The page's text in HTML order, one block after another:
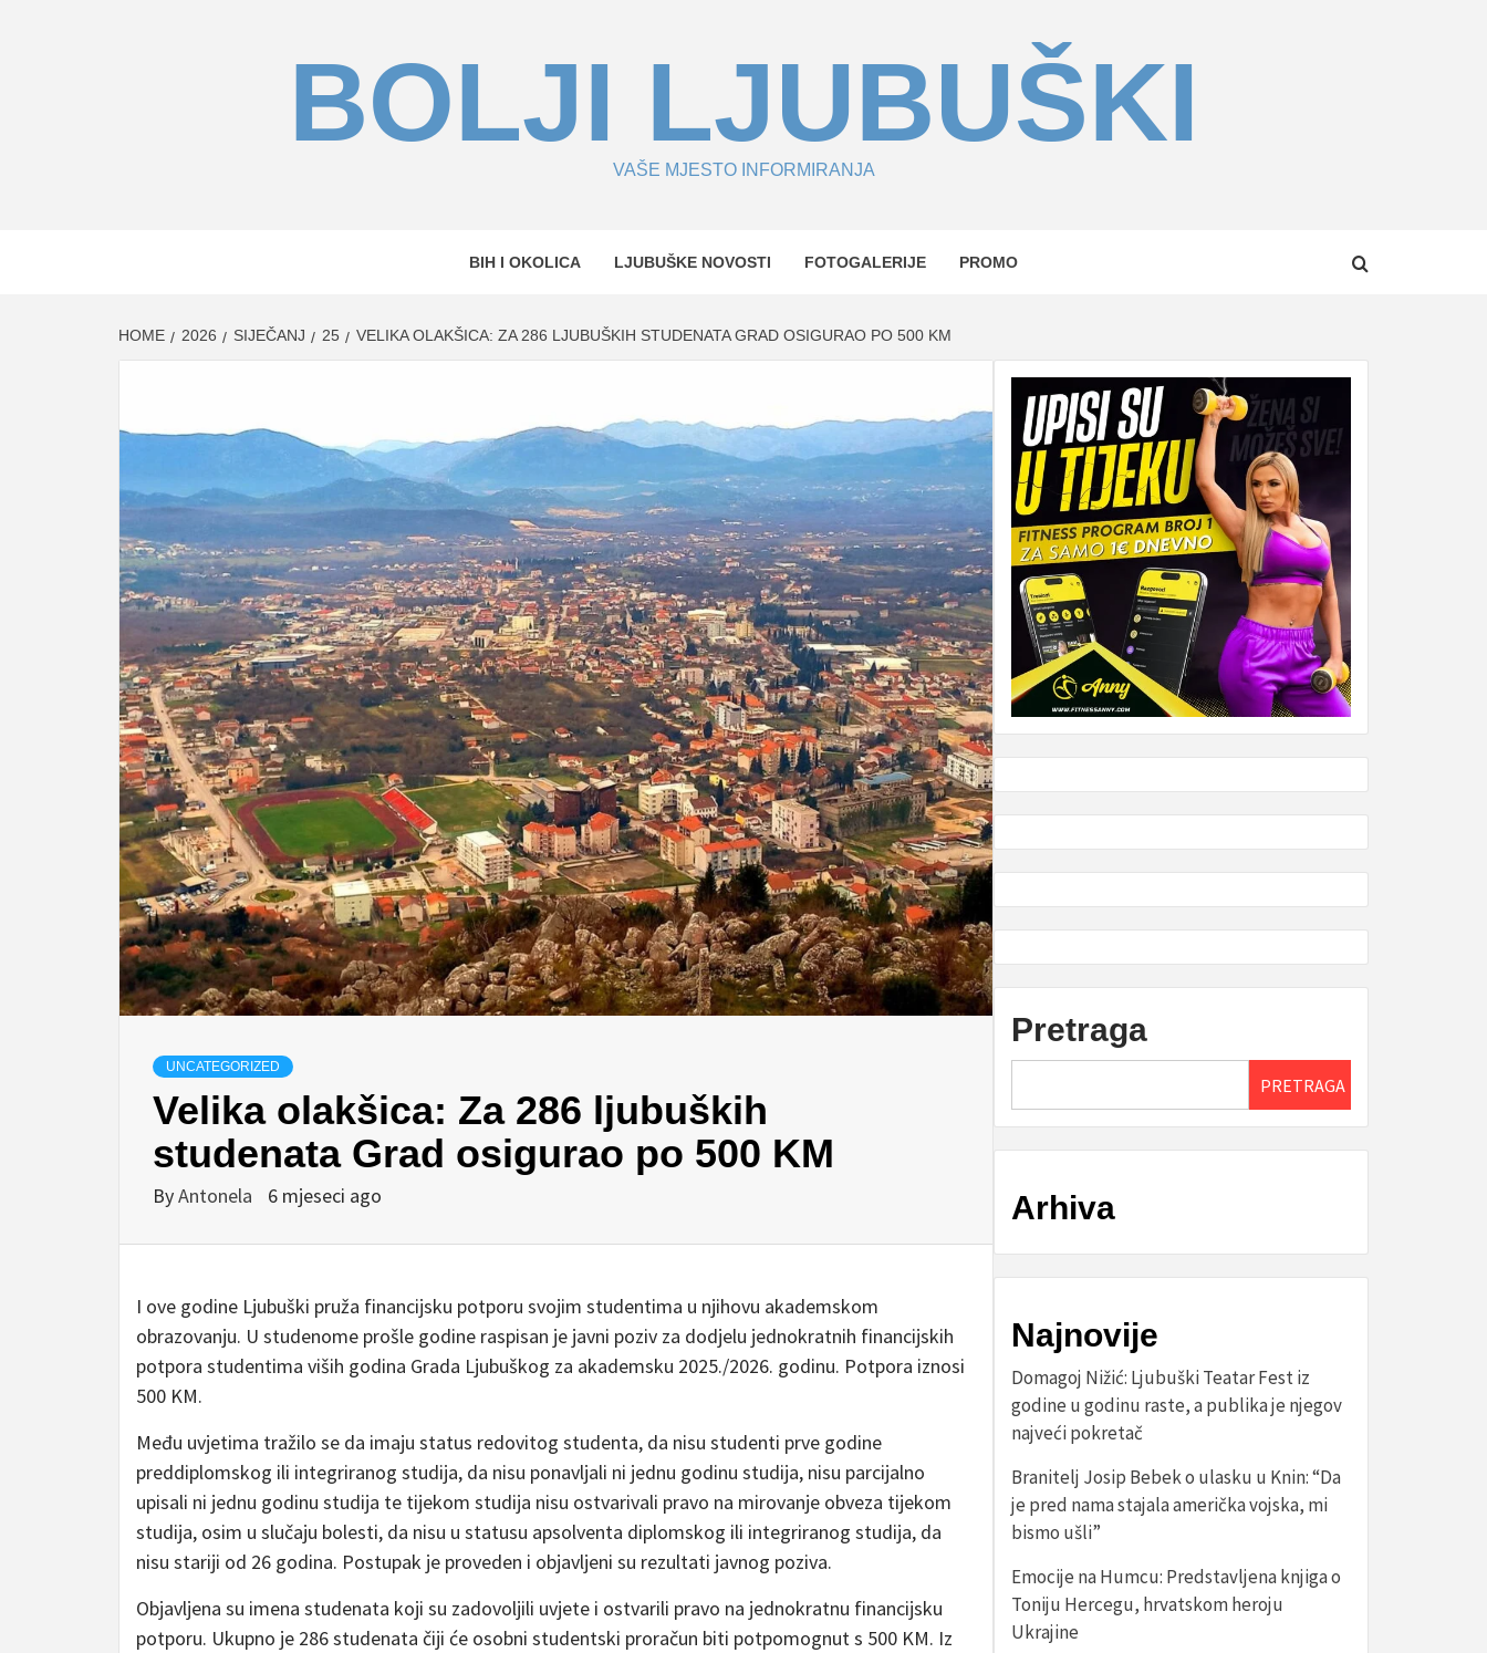
BOLJI LJUBUŠKI
VAŠE MJESTO INFORMIRANJA
BIH I OKOLICA LJUBUŠKE NOVOSTI FOTOGALERIJE PROMO
HOME 2026 SIJEČANJ 25 VELIKA OLAKŠICA: ZA 286 LJUBUŠKIH STUDENATA GRAD OSIGURAO PO 500 KM
UNCATEGORIZED
Velika olakšica: Za 286 ljubuških
studenata Grad osigurao po 500 KM
ByAntonela 6 mjeseci ago
I ove godine Ljubuški pruža financijsku potporu svojim studentima u njihovu akademskom
obrazovanju. U studenome prošle godine raspisan je javni poziv za dodjelu jednokratnih financijskih
potpora studentima viših godina Grada Ljubuškog za akademsku 2025./2026. godinu. Potpora iznosi
500 KM.
Među uvjetima tražilo se da imaju status redovitog studenta, da nisu studenti prve godine
preddiplomskog ili integriranog studija, da nisu ponavljali ni jednu godinu studija, nisu parcijalno
upisali ni jednu godinu studija te tijekom studija nisu ostvarivali pravo na mirovanje obveza tijekom
studija, osim u slučaju bolesti, da nisu u statusu apsolventa diplomskog ili integriranog studija, da
nisu stariji od 26 godina. Postupak je proveden i objavljeni su rezultati javnog poziva.
Objavljena su imena studenata koji su zadovoljili uvjete i ostvarili pravo na jednokratnu financijsku
potporu. Ukupno je 286 studenata čiji će osobni studentski proračun biti potpomognut s 500 KM. Iz
Pretraga
PRETRAGA
Arhiva
Najnovije
Domagoj Nižić: Ljubuški Teatar Fest iz
godine u godinu raste, a publika je njegov
najveći pokretač
Branitelj Josip Bebek o ulasku u Knin: “Da
je pred nama stajala američka vojska, mi
bismo ušli”
Emocije na Humcu: Predstavljena knjiga o
Toniju Hercegu, hrvatskom heroju
Ukrajine